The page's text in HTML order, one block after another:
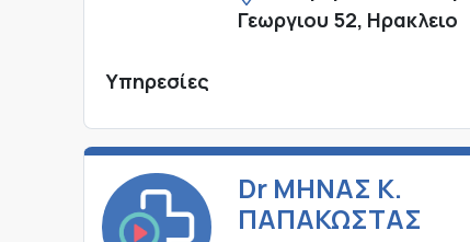
Γεωργιου 52, Ηρακλειο
Υπηρεσίες
Dr ΜΗΝΑΣ Κ.
ΠΑΠΑΚΩΣΤΑΣ